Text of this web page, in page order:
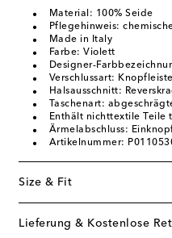
Material: 100% Seide
Pflegehinweis:
Made in Italy
Farbe: Violett
Designer-
Verschlussart: Knopfleiste
Halsausschnitt:
Taschenart:
Enthält nichttextile Teile
Ärmelabschluss:
Artikelnummer:
Size & Fit
Lieferung & Kostenlose